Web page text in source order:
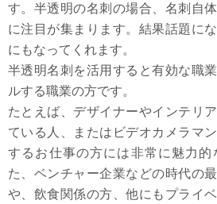
す。半透明の名刺の場合、名刺自
に注目が集まります。結果話題に
にもなってくれます。
半透明名刺を活用すると有効な職
ルする職業の方です。
たとえば、デザイナーやインテリ
ている人、またはビデオカメラマ
するお仕事の方には非常に魅力的
た、ベンチャー企業などの時代の
や、飲食関係の方、他にもプライ